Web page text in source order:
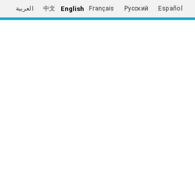
العربية 中文 English Français Русский Español